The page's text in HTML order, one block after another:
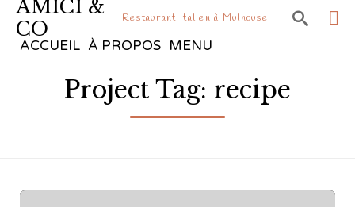
AMICI &
CO
Restaurant italien à Mulhouse 
ACCUEIL À PROPOS MENU
Project Tag: recipe